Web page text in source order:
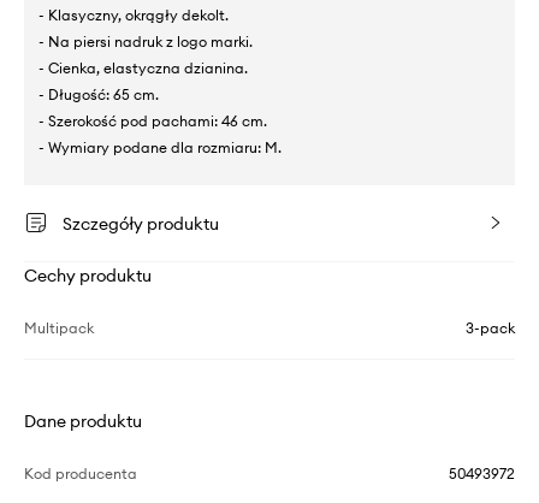
- Klasyczny, okrągły dekolt.
- Na piersi nadruk z logo marki.
- Cienka, elastyczna dzianina.
- Długość: 65 cm.
- Szerokość pod pachami: 46 cm.
- Wymiary podane dla rozmiaru: M.
Szczegóły produktu
Cechy produktu
Multipack 3-pack
Dane produktu
Kod producenta 50493972